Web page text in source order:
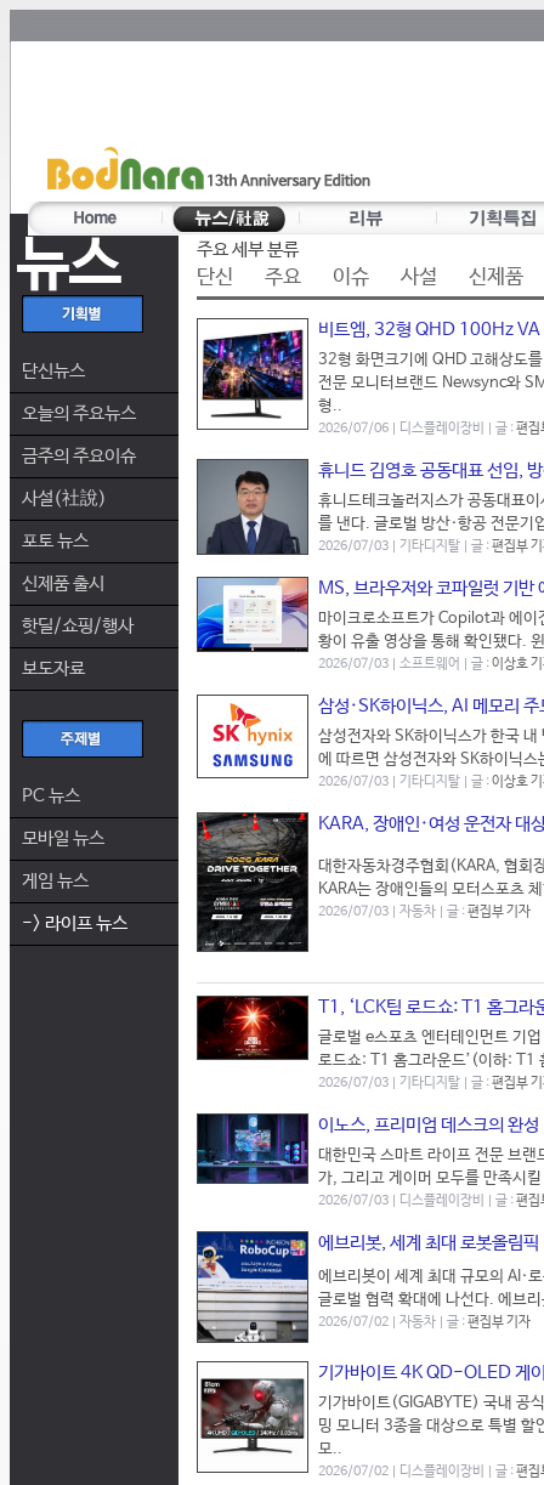
뉴스
단신뉴스
오늘의 주요뉴스
금주의 주요이슈
사설(社說)
포토 뉴스
신제품 출시
핫딜/쇼핑/행사
보도자료
PC 뉴스
모바일 뉴스
게임 뉴스
-> 라이프 뉴스
주요 세부 분류
단신 주요 이슈 사설 신제품
비트엠, 32형 QHD 100Hz
32형 화면크기에 QHD 고해상도
전문 모니터브랜드 Newsync와
형..
2026/07/06 | 디스플레이장비 | 글 :편집
휴니드 김영호 공동대표 선임,
휴니드테크놀러지스가 공동대표
를 낸다. 글로벌 방산·항공 전문
2026/07/03 | 기타디지탈 | 글 :편집부
MS, 브라우저와 코파일럿 기
마이크로소프트가 Copilot과 에이
황이 유출 영상을 통해 확인됐다.
2026/07/03 | 소프트웨어 | 글 :이상호
삼성·SK하이닉스, AI 메모리
삼성전자와 SK하이닉스가 한국
에 따르면 삼성전자와 SK하이닉
2026/07/03 | 기타디지탈 | 글 :이상호
KARA, 장애인·여성 운전자 대
대한자동차경주협회(KARA, 협회
KARA는 장애인들의 모터스포츠
2026/07/03 | 자동차 | 글 :편집부 기자
T1, ‘LCK팀 로드쇼: T1 홈그라
글로벌 e스포츠 엔터테인먼트
로드쇼: T1 홈그라운드’(이하:
2026/07/03 | 기타디지탈 | 글 :편집부
이노스, 프리미엄 데스크의 완
대한민국 스마트 라이프 전문 브
가, 그리고 게이머 모두를 만족시
2026/07/03 | 디스플레이장비 | 글 :편집
에브리봇, 세계 최대 로봇올림
에브리봇이 세계 최대 규모의 AI·
글로벌 협력 확대에 나선다. 에브
2026/07/02 | 자동차 | 글 :편집부 기자
기가바이트 4K QD-OLED 게
기가바이트(GIGABYTE) 국내 공
밍 모니터 3종을 대상으로 특별
모..
2026/07/02 | 디스플레이장비 | 글 :편집